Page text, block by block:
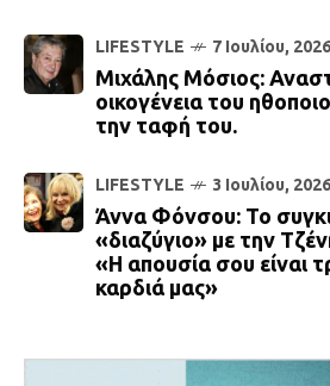
LIFESTYLE 7 Ιουλίου, 2026
Μιχάλης Μόσιος:
οικογένεια του
την ταφή του.
LIFESTYLE 3 Ιουλίου, 2026
Άννα Φόνσου: Το
«διαζύγιο» με την
«Η απουσία σου είναι
καρδιά μας»